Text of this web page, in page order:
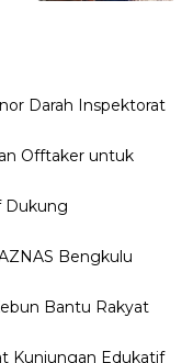
Darah Inspektorat
Offtaker untuk
Dukung
Bengkulu
Bantu Rakyat
Kunjungan Edukatif